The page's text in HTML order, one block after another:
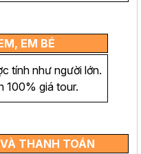
EM BÉ
tính như người lớn.
100% giá tour.
THANH TOÁN